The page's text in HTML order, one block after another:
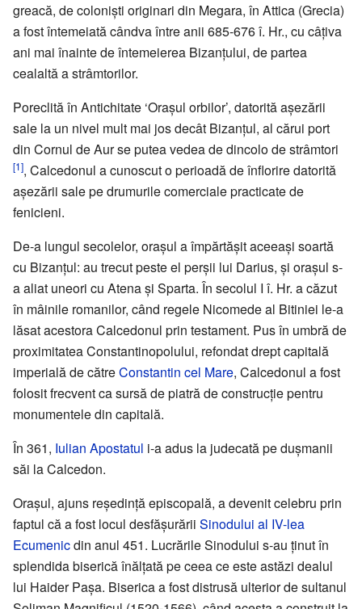
greacă, de colonişti originari din Megara, în Attica (Grecia)
a fost întemeiată cândva între anii 685-676 î. Hr., cu câţiva
ani mai înainte de întemeierea Bizanţului, de partea
cealaltă a strâmtorilor.
Poreclită în Antichitate ‘Oraşul orbilor’, datorită aşezării
sale la un nivel mult mai jos decât Bizanţul, al cărui port
din Cornul de Aur se putea vedea de dincolo de strâmtori
[1], Calcedonul a cunoscut o perioadă de înflorire datorită
aşezării sale pe drumurile comerciale practicate de
fenicieni.
De-a lungul secolelor, oraşul a împărtăşit aceeaşi soartă
cu Bizanţul: au trecut peste el perşii lui Darius, şi oraşul s-
a aliat uneori cu Atena şi Sparta. În secolul I î. Hr. a căzut
în mâinile romanilor, când regele Nicomede al Bitiniei le-a
lăsat acestora Calcedonul prin testament. Pus în umbră de
proximitatea Constantinopolului, refondat drept capitală
imperială de cătreConstantin cel Mare, Calcedonul a fost
folosit frecvent ca sursă de piatră de construcţie pentru
monumentele din capitală.
În 361, Iulian Apostatul i-a adus la judecată pe duşmanii
săi la Calcedon.
Oraşul, ajuns reşedinţă episcopală, a devenit celebru prin
faptul că a fost locul desfăşurării Sinodului al IV-lea
Ecumenicdin anul 451. Lucrările Sinodului s-au ţinut în
splendida biserică înălţată pe ceea ce este astăzi dealul
lui Haider Paşa. Biserica a fost distrusă ulterior de sultanul